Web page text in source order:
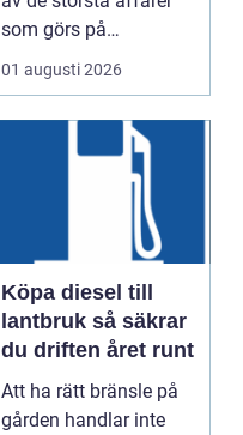
som görs på
fastigheten. Samtidigt
01 augusti 2026
Köpa diesel till
lantbruk så säkrar
du driften året runt
Att ha rätt bränsle på
gården handlar inte